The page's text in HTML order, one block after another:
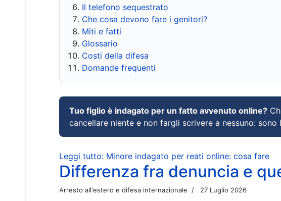
Il telefono sequestrato
Che cosa devono fare i genitori?
Miti e fatti
Glossario
Costi della difesa
Domande frequenti
Tuo figlio è indagato per un fatto avvenuto online?
cancellare niente e non fargli scrivere a nessuno:
Leggi tutto: Minore indagato per reati online: cosa fare
Differenza fra denuncia e
Arresto all'estero e difesa internazionale 27 Luglio 2026